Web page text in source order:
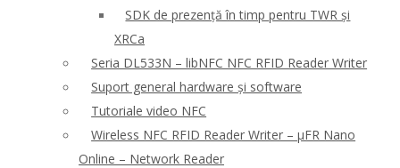
SDK de prezență în timp pentru TWR și
XRCa
Seria DL533N – libNFC NFC RFID Reader Writer
Suport general hardware și software
Tutoriale video NFC
Wireless NFC RFID Reader Writer – μFR Nano
Online – Network Reader